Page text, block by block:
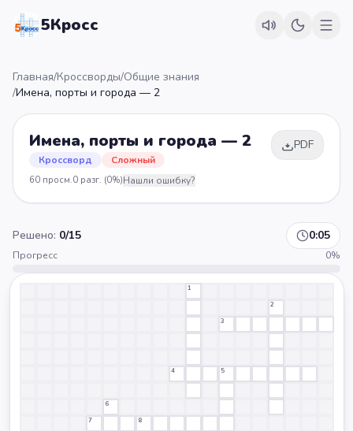
5Кросс
Главная/Кроссворды/Общие знания
/Имена, порты и города — 2
Имена, порты и города — 2
Кроссворд Сложный
PDF
60 просм.0 разг. (0%)Нашли ошибку?
Решено: 0/15 0:06
Прогресс 0%
1
2
3
4 5
6
7
8